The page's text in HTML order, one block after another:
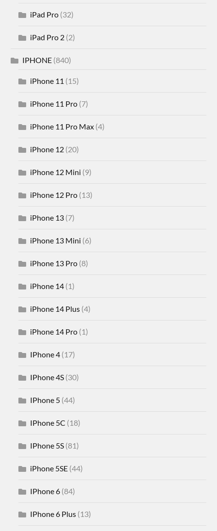
iPad Pro (32)
iPad Pro 2 (2)
IPHONE (840)
iPhone 11 (15)
iPhone 11 Pro (7)
iPhone 11 Pro Max (4)
iPhone 12 (20)
iPhone 12 Mini (9)
iPhone 12 Pro (13)
iPhone 13 (7)
iPhone 13 Mini (6)
iPhone 13 Pro (8)
iPhone 14 (1)
iPhone 14 Plus (4)
iPhone 14 Pro (1)
IPhone 4 (17)
IPhone 4S (30)
IPhone 5 (44)
IPhone 5C (18)
IPhone 5S (81)
iPhone 5SE (44)
IPhone 6 (84)
IPhone 6 Plus (13)